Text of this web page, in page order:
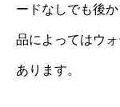
ードなしでも後
品によってはウ
あります。